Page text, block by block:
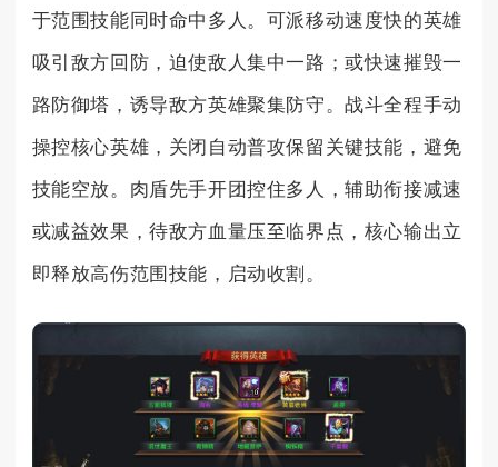
于范围技能同时命中多人。可派移动速度快的英雄
吸引敌方回防，迫使敌人集中一路；或快速摧毁一
路防御塔，诱导敌方英雄聚集防守。战斗全程手动
操控核心英雄，关闭自动普攻保留关键技能，避免
技能空放。肉盾先手开团控住多人，辅助衔接减速
或减益效果，待敌方血量压至临界点，核心输出立
即释放高伤范围技能，启动收割。